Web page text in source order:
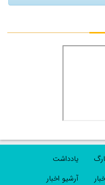
یادداشت
آرشیو اخبار